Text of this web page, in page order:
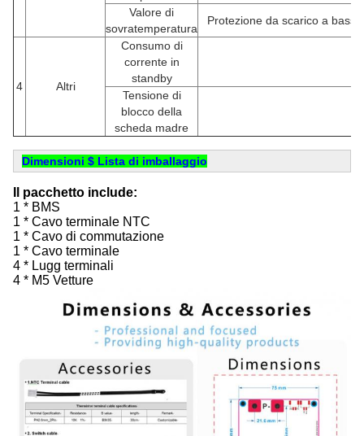
Valore di
sovratemperatura
Protezione da scarico a
4 Altri
Consumo di
corrente in
standby
Tensione di
blocco della
scheda madre
Dimensioni $ Lista di imballaggio
Il pacchetto include:
1 * BMS
1 * Cavo terminale NTC
1 * Cavo di commutazione
1 * Cavo terminale
4 * Lugg terminali
4 * M5 Vetture